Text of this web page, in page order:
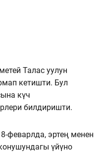
Талас уулун
кетишти. Бул
күч
билдиришти.
феварлда, эртең менен
үйүно